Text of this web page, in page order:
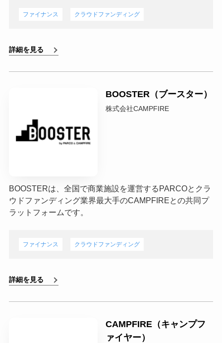
ファイナンス クラウドファンディング
詳細を見る
BOOSTER（ブースター）
株式会社CAMPFIRE
BOOSTERは、全国で商業施設を運営するPARCOとクラ
ウドファンディング業界最大手のCAMPFIREとの共同プ
ラットフォームです。
ファイナンス クラウドファンディング
詳細を見る
CAMPFIRE（キャンプフ
ァイヤー）